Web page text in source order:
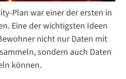
Plan war einer der ersten in
Eine der wichtigsten Ideen
nicht nur Daten mit
sondern auch Daten
können.